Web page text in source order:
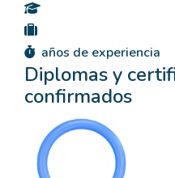
años de experiencia
Diplomas y
confirmados